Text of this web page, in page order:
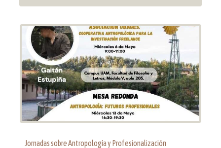
Jornadas sobre Antropología y Profesionalización